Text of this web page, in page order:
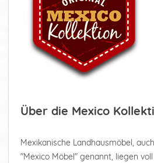
Über die Mexico
Mexikanische Landhausmöbel,
"Mexico Möbel" genannt, liegen